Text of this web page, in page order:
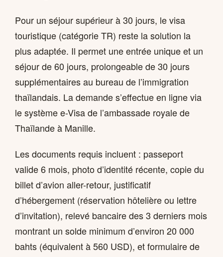
Pour un séjour supérieur à 30 jours, le visa
touristique (catégorie TR) reste la solution la
plus adaptée. Il permet une entrée unique et un
séjour de 60 jours, prolongeable de 30 jours
supplémentaires au bureau de l’immigration
thaïlandais. La demande s’effectue en ligne via
le système e-Visa de l’ambassade royale de
Thaïlande à Manille.
Les documents requis incluent : passeport
valide 6 mois, photo d’identité récente, copie du
billet d’avion aller-retour, justificatif
d’hébergement (réservation hôtelière ou lettre
d’invitation), relevé bancaire des 3 derniers mois
montrant un solde minimum d’environ 20 000
bahts (équivalent à 560 USD), et formulaire de